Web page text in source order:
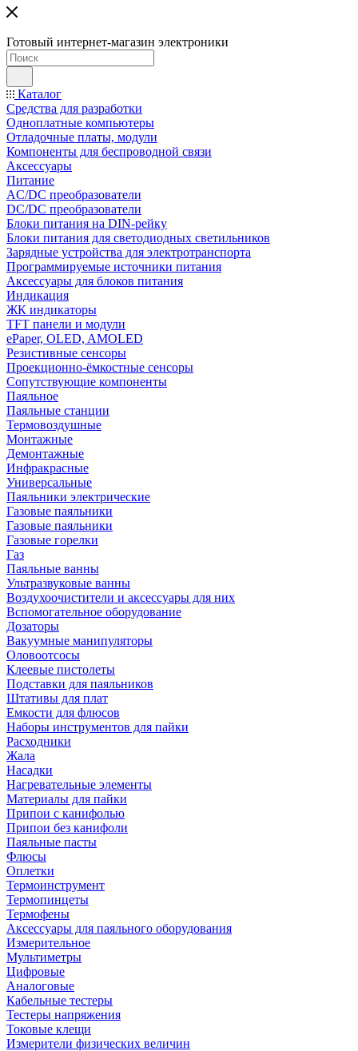
Готовый интернет-магазин электроники
Каталог
Средства для разработки
Одноплатные компьютеры
Отладочные платы, модули
Компоненты для беспроводной связи
Аксессуары
Питание
AC/DC преобразователи
DC/DC преобразователи
Блоки питания на DIN-рейку
Блоки питания для светодиодных светильников
Зарядные устройства для электротранспорта
Программируемые источники питания
Аксессуары для блоков питания
Индикация
ЖК индикаторы
TFT панели и модули
ePaper, OLED, AMOLED
Резистивные сенсоры
Проекционно-ёмкостные сенсоры
Сопутствующие компоненты
Паяльное
Паяльные станции
Термовоздушные
Монтажные
Демонтажные
Инфракрасные
Универсальные
Паяльники электрические
Газовые паяльники
Газовые паяльники
Газовые горелки
Газ
Паяльные ванны
Ультразвуковые ванны
Воздухоочистители и аксессуары для них
Вспомогательное оборудование
Дозаторы
Вакуумные манипуляторы
Оловоотсосы
Клеевые пистолеты
Подставки для паяльников
Штативы для плат
Емкости для флюсов
Наборы инструментов для пайки
Расходники
Жала
Насадки
Нагревательные элементы
Материалы для пайки
Припои с канифолью
Припои без канифоли
Паяльные пасты
Флюсы
Оплетки
Термоинструмент
Термопинцеты
Термофены
Аксессуары для паяльного оборудования
Измерительное
Мультиметры
Цифровые
Аналоговые
Кабельные тестеры
Тестеры напряжения
Токовые клещи
Измерители физических величин